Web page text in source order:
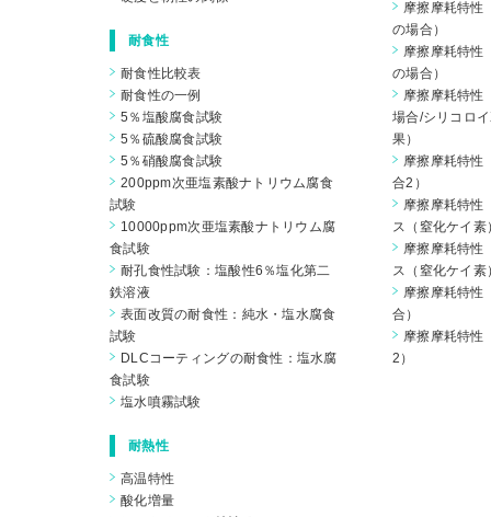
耐食性
耐食性比較表
耐食性の一例
5％塩酸腐食試験
5％硫酸腐食試験
5％硝酸腐食試験
200ppm次亜塩素酸ナトリウム腐食
試験
10000ppm次亜塩素酸ナトリウム腐
食試験
耐孔食性試験：塩酸性6％塩化第二
鉄溶液
表面改質の耐食性：純水・塩水腐食
試験
DLCコーティングの耐食性：塩水腐
食試験
塩水噴霧試験
耐熱性
高温特性
酸化増量
摩擦摩耗特性
の場合）
摩擦摩耗特性
の場合）
摩擦摩耗特性
場合/シリコロ
果）
摩擦摩耗特性
合2）
摩擦摩耗特性
ス（窒化ケイ素
摩擦摩耗特性
ス（窒化ケイ
摩擦摩耗特性
合）
摩擦摩耗特性
2）